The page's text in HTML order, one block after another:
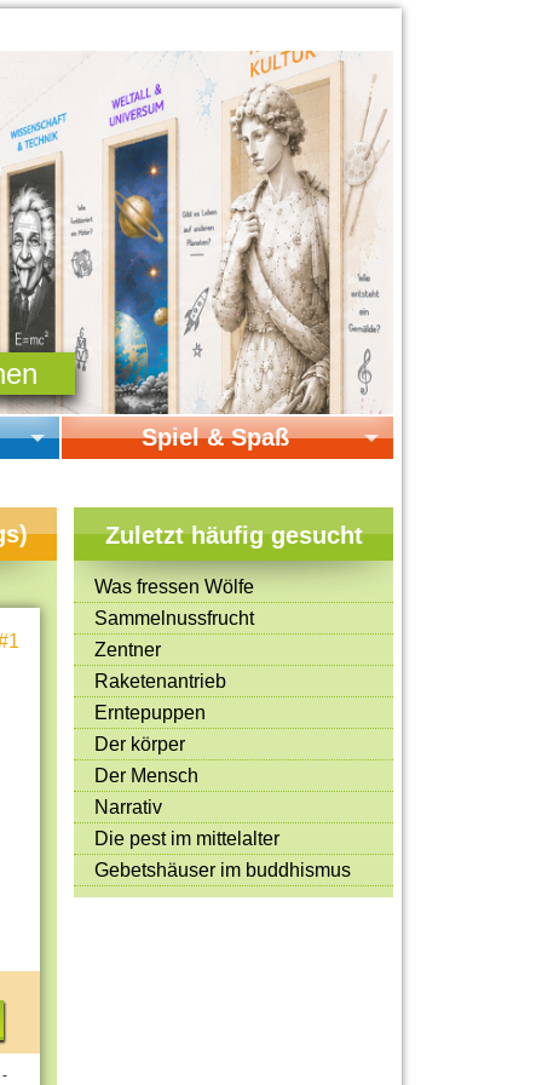
Spiel & Spaß
Online-Spiele
Mitmachen & Kreatives
Bücher & Filme
Quiz-Spiele
Spiele & Ideen
Jugendreporter
Rezeptideen
Game-Tests
Reisen, Events & Sport
E-Cards
-
Zuletzt häufig gesucht
Was fressen Wölfe
Sammelnussfrucht
Zentner
Raketenantrieb
Erntepuppen
Der körper
Der Mensch
Narrativ
Die pest im mittelalter
Gebetshäuser im buddhismus